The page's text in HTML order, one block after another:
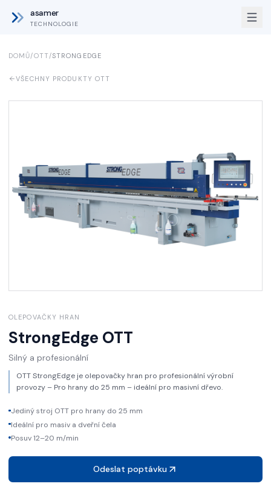
asamer
TECHNOLOGIE
DOMŮ/OTT/STRONGEDGE
VŠECHNY PRODUKTY OTT
OLEPOVAČKY HRAN
StrongEdge OTT
Silný a profesionální
OTT StrongEdge je olepovačky hran pro profesionální výrobní
provozy – Pro hrany do 25 mm – ideální pro masivní dřevo.
Jediný stroj OTT pro hrany do 25 mm
Ideální pro masiv a dveřní čela
Posuv 12–20 m/min
Odeslat poptávku